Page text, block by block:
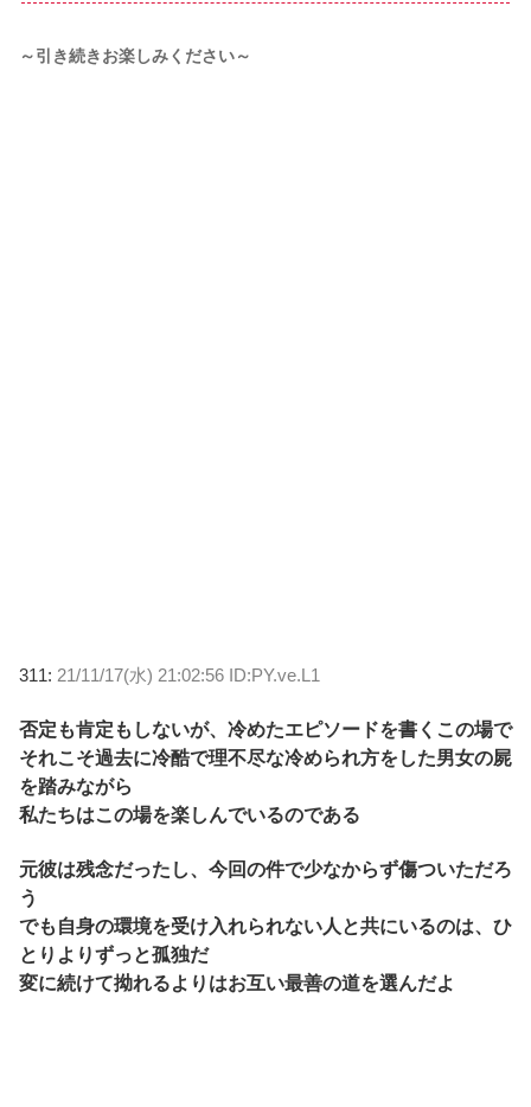
～引き続きお楽しみください～
311: 21/11/17(水) 21:02:56 ID:PY.ve.L1
否定も肯定もしないが、冷めたエピソードを書くこの場で
それこそ過去に冷酷で理不尽な冷められ方をした男女の屍
を踏みながら
私たちはこの場を楽しんでいるのである
元彼は残念だったし、今回の件で少なからず傷ついただろ
う
でも自身の環境を受け入れられない人と共にいるのは、ひ
とりよりずっと孤独だ
変に続けて拗れるよりはお互い最善の道を選んだよ